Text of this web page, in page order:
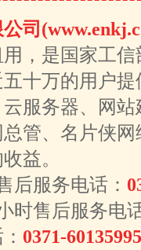
司
，是国家工
十万的用户
服务器、网
管、名片侠
益。
后服务电话：
时售后服务电
0371-60135995